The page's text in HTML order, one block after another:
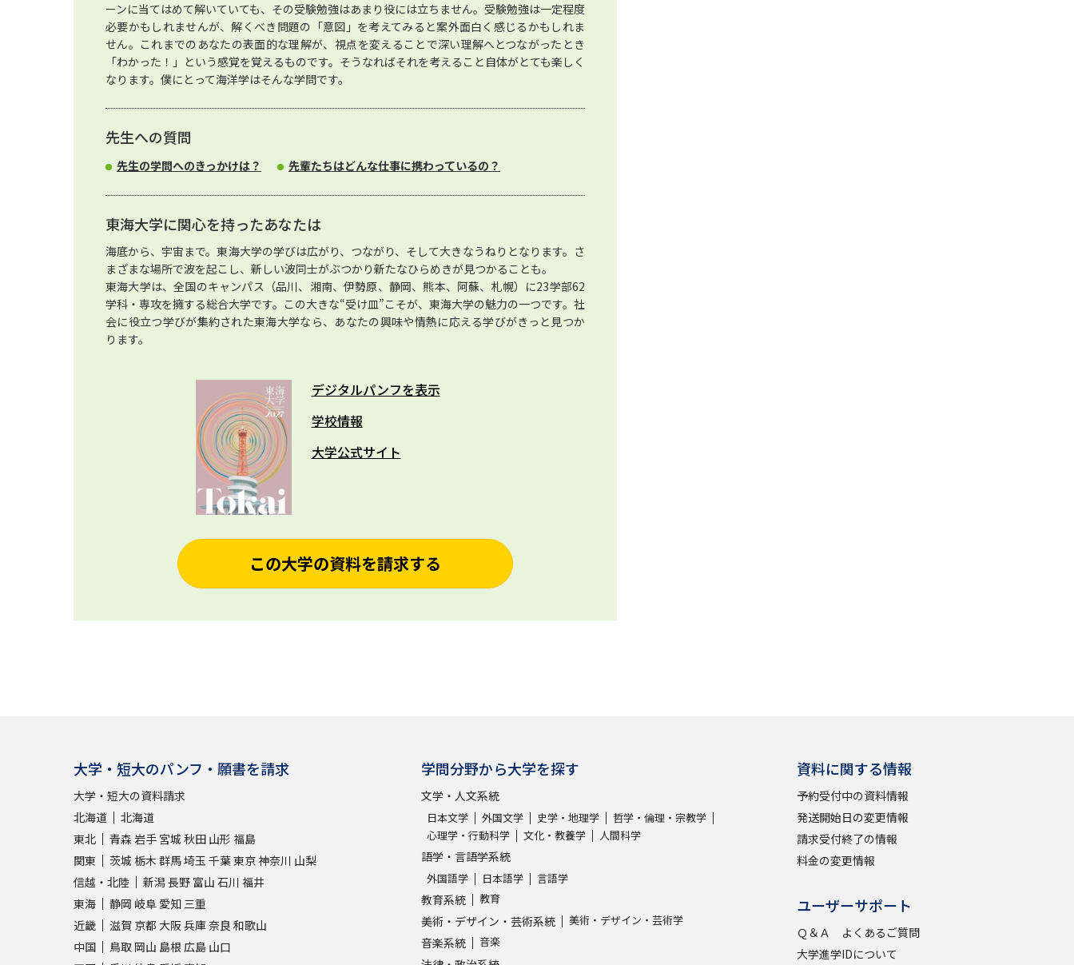
ーンに当てはめて解いていても、その受験勉強はあまり役には立ちません。受験勉強は一定程度
必要かもしれませんが、解くべき問題の「意図」を考えてみると案外面白く感じるかもしれま
せん。これまでのあなたの表面的な理解が、視点を変えることで深い理解へとつながったとき
「わかった！」という感覚を覚えるものです。そうなればそれを考えること自体がとても楽しく
なります。僕にとって海洋学はそんな学問です。
先生への質問
先生の学問へのきっかけは？ 先輩たちはどんな仕事に携わっているの？
東海大学に関心を持ったあなたは
海底から、宇宙まで。東海大学の学びは広がり、つながり、そして大きなうねりとなります。さ
まざまな場所で波を起こし、新しい波同士がぶつかり新たなひらめきが見つかることも。
東海大学は、全国のキャンパス（品川、湘南、伊勢原、静岡、熊本、阿蘇、札幌）に23学部62
学科・専攻を擁する総合大学です。この大きな“受け皿”こそが、東海大学の魅力の一つです。社
会に役立つ学びが集約された東海大学なら、あなたの興味や情熱に応える学びがきっと見つか
ります。
デジタルパンフを表示
学校情報
大学公式サイト
この大学の資料を請求する
大学・短大のパンフ・願書を請求
大学・短大の資料請求
北海道
北海道
東北
青森 岩手 宮城 秋田 山形 福島
関東
茨城 栃木 群馬埼玉 千葉東京神奈川 山梨
信越・北陸
新潟長野 富山 石川 福井
東海
静岡 岐阜 愛知 三重
近畿
滋賀 京都 大阪兵庫奈良 和歌山
中国
鳥取 岡山 島根 広島 山口
学問分野から大学を探す
文学・人文系統
日本文学 外国文学 史学・地理学
哲学・倫理・宗教学
心理学・行動科学
文化・教養学 人間科学
語学・言語学系統
外国語学 日本語学 言語学
教育系統 教育
美術・デザイン・芸術系統 美術・デザイン・芸術学
音楽系統 音楽
資料に関する情報
予約受付中の資料情報
発送開始日の変更情報
請求受付終了の情報
料金の変更情報
ユーザーサポート
Ｑ＆Ａ よくあるご質問
大学進学IDについて